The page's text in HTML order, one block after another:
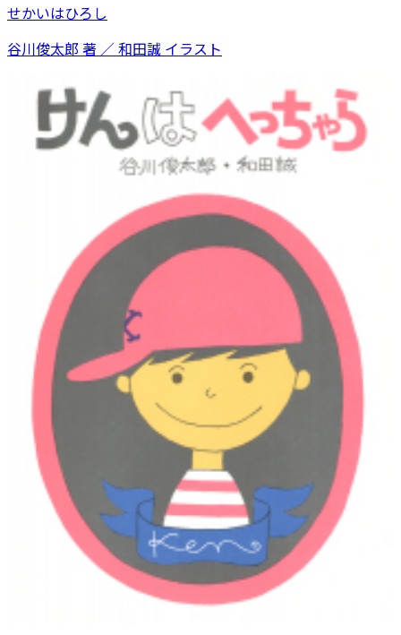
せかいはひろし
谷川俊太郎 著 ／ 和田誠 イラスト